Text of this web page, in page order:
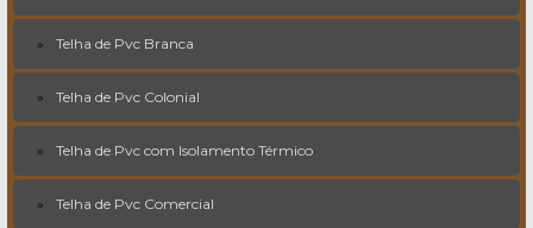
Telha de Pvc Branca
Telha de Pvc Colonial
Telha de Pvc com Isolamento Térmico
Telha de Pvc Comercial